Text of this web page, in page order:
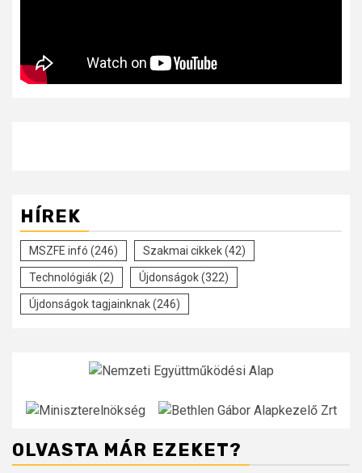
HÍREK
MSZFE infó (246) Szakmai cikkek(42)
Technológiák(2) Újdonságok(322)
Újdonságok tagjainknak(246)
OLVASTA MÁR EZEKET?